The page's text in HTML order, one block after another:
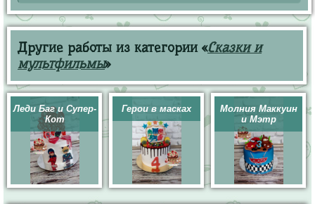
Другие работы из категории «Сказки и
мультфильмы»
Леди Баг и Супер-
Кот
Герои в масках
Молния Маккуин
и Мэтр